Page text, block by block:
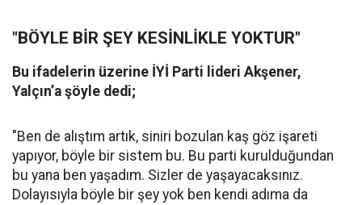
"BÖYLE BİR ŞEY KESİNLİKLE YOKTUR"
Bu ifadelerin üzerine İYİ Parti lideri Akşener,
Yalçın’a şöyle dedi;
"Ben de alıştım artık, siniri bozulan kaş göz işareti
yapıyor, böyle bir sistem bu. Bu parti kurulduğundan
bu yana ben yaşadım. Sizler de yaşayacaksınız.
Dolayısıyla böyle bir şey yok ben kendi adıma da